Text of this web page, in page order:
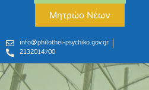
Μητρώο Νέων
info@philothei-psychiko.gov.gr
2132014700